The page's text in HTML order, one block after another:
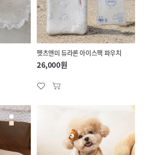
펫츠앤미 듀라론 아이스팩 파우치
26,000원